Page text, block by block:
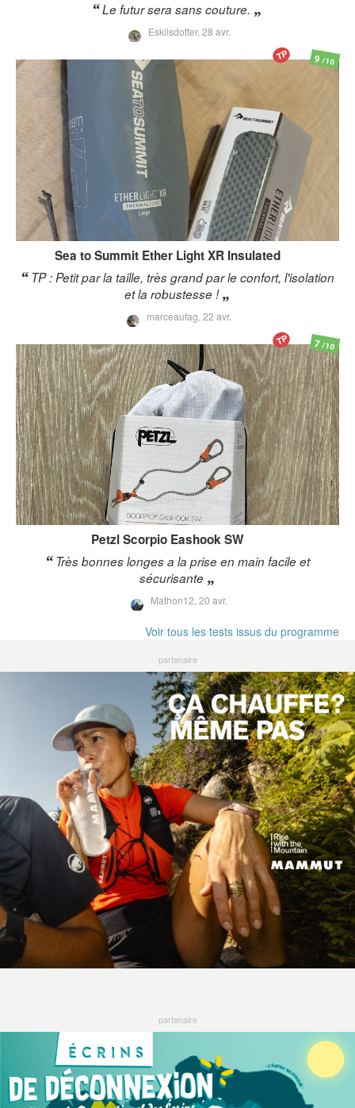
Le futur sera sans couture.
Eskilsdotter, 28 avr.
Sea to Summit Ether Light XR Insulated
TP : Petit par la taille, très grand par le confort, l'isolation
et la robustesse !
marceaufag, 22 avr.
9/10
TP
Petzl Scorpio Eashook SW
Très bonnes longes a la prise en main facile et
sécurisante
Mathon12, 20 avr.
7/10
TP
Voir tous les tests issus du programme